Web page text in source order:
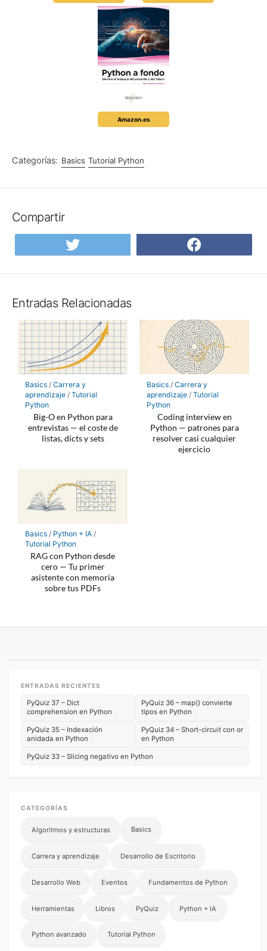
Amazon.es
Categorías: Basics Tutorial Python
Compartir
Compartir
en
en
Entradas Relacionadas
Basics/ Carrera y
aprendizaje/ Tutorial
Python
Big-O en Python para
entrevistas — el coste de
listas, dicts y sets
Basics/ Carrera y
aprendizaje/ Tutorial
Python
Coding interview en
Python — patrones para
resolver casi cualquier
ejercicio
Basics/ Python + IA/
Tutorial Python
RAG con Python desde
cero — Tu primer
asistente con memoria
sobre tus PDFs
ENTRADAS RECIENTES
PyQuiz 37 – Dict
comprehension en Python
PyQuiz 36 – map() convierte
tipos en Python
PyQuiz 35 – Indexación
anidada en Python
PyQuiz 34 – Short-circuit con or
en Python
PyQuiz 33 – Slicing negativo en Python
CATEGORÍAS
Algoritmos y estructuras Basics
Carrera y aprendizaje Desarrollo de Escritorio
Desarrollo Web Eventos Fundamentos de Python
Herramientas Libros PyQuiz Python + IA
Python avanzado Tutorial Python